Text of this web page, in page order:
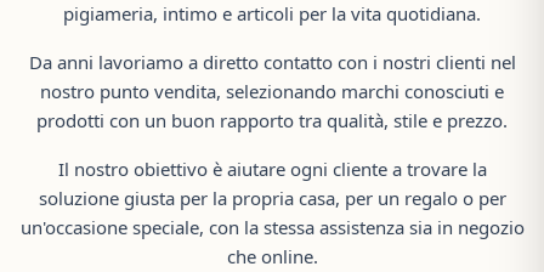
pigiameria, intimo e articoli per la vita quotidiana.
Da anni lavoriamo a diretto contatto con i nostri clienti nel
nostro punto vendita, selezionando marchi conosciuti e
prodotti con un buon rapporto tra qualità, stile e prezzo.
Il nostro obiettivo è aiutare ogni cliente a trovare la
soluzione giusta per la propria casa, per un regalo o per
un'occasione speciale, con la stessa assistenza sia in negozio
che online.